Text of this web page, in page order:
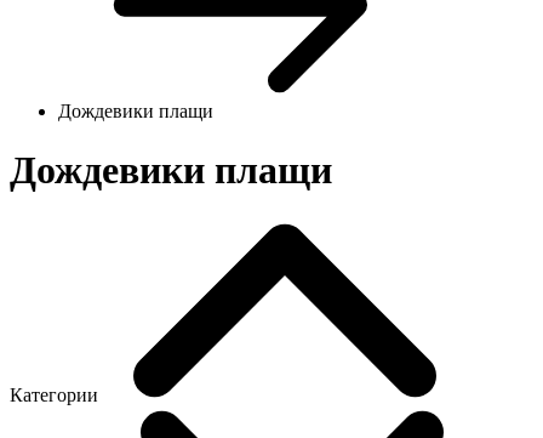
Дождевики плащи
Дождевики плащи
Категории